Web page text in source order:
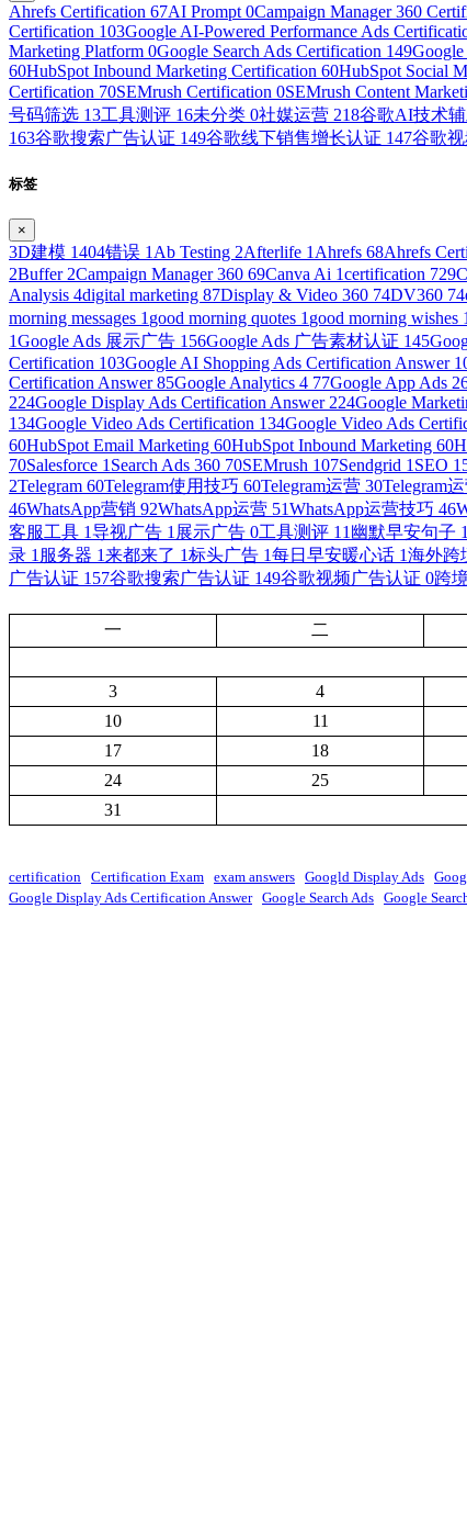
Ahrefs Certification 67AI Prompt 0Campaign Manager 360
Certification 103Google AI-Powered Performance Ads
Marketing Platform 0Google Search Ads Certification 149
60HubSpot Inbound Marketing Certification 60HubSpot Social
Certification 70SEMrush Certification 0SEMrush Content
号码筛选 13工具测评 16未分类 0社媒运营 218谷歌AI技术
163谷歌搜索广告认证 149谷歌线下销售增长认证 147谷歌
标签
×
3D建模 1404错误 1 Ab Testing 2Afterlife 1 Ahrefs 68Ahrefs
2Buffer 2Campaign Manager 360 69Canva Ai 1certification 729
Analysis 4digital marketing 87Display & Video 360 74DV360 74
morning messages 1 good morning quotes 1 good morning wishes 1
1Google Ads 展示广告 156Google Ads 广告素材认证 145
Certification 103Google AI Shopping Ads Certification Answer
Certification Answer85Google Analytics 4 77Google App Ads
224Google Display Ads Certification Answer 224Google
134Google Video Ads Certification 134Google Video Ads
60HubSpot Email Marketing 60HubSpot Inbound Marketing 60
70Salesforce 1 Search Ads 360 70SEMrush 107Sendgrid 1 SEO
2Telegram 60Telegram使用技巧 60Telegram运营 30Telegram
46WhatsApp营销 92WhatsApp运营 51WhatsApp运营技巧 46
客服工具 1导视广告 1 展示广告 0工具测评 11 幽默早安句子 1
录 1 服务器 1来都来了 1标头广告 1每日早安暖心话 1海外跨
广告认证 157谷歌搜索广告认证 149谷歌视频广告认证 0跨
一
二
3
4
10
11
17
18
24
25
31
certification Certification Exam exam answers Googld Display Ads
Google Display Ads Certification Answer Google Search Ads Google